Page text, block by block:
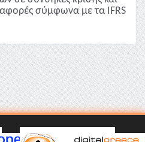
σύμφωνα με τα IFRS